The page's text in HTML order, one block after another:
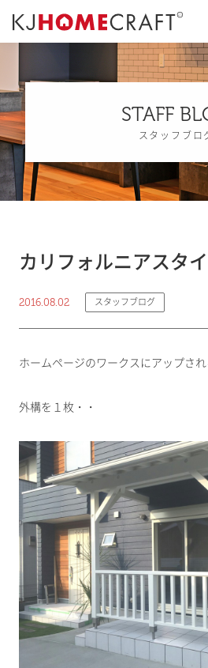
STAFF
スタッフブロ
カリフォルニアスタ
2016.08.02 スタッフブログ
ホームページのワークスにアップさ
外構を１枚・・